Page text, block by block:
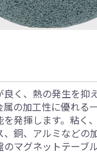
く、熱の発生を抑
属の加工性に優れる
を発揮します。粘く
銅、アルミなどの
のマグネットテーブ